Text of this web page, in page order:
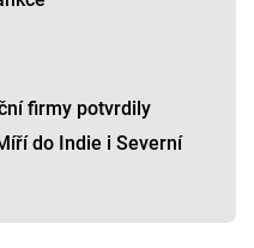
firmy potvrdily
do Indie i Severní